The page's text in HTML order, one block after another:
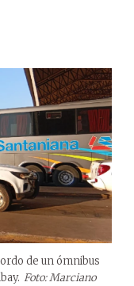
de un ómnibus
Foto: Marciano